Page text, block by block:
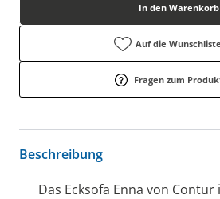
In den Warenkorb
Auf die Wunschliste
Fragen zum
Beschreibung
Das Ecksofa Enna von